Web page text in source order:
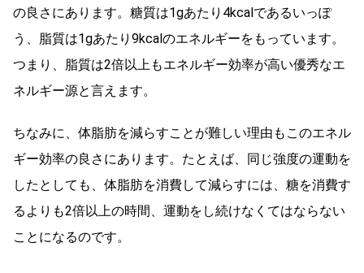
の良さにあります。糖質は1gあたり4kcalであるいっぽ
う、脂質は1gあたり9kcalのエネルギーをもっています。
つまり、脂質は2倍以上もエネルギー効率が高い優秀なエ
ネルギー源と言えます。
ちなみに、体脂肪を減らすことが難しい理由もこのエネル
ギー効率の良さにあります。たとえば、同じ強度の運動を
したとしても、体脂肪を消費して減らすには、糖を消費す
るよりも2倍以上の時間、運動をし続けなくてはならない
ことになるのです。